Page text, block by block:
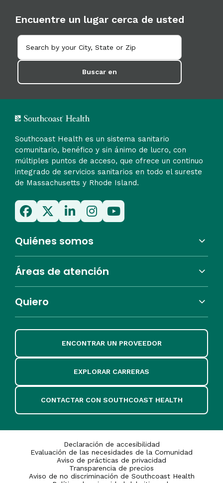
Encuentre un lugar cerca de usted
Buscar en
Southcoast Health es un sistema sanitario
comunitario, benéfico y sin ánimo de lucro, con
múltiples puntos de acceso, que ofrece un continuo
integrado de servicios sanitarios en todo el sureste
de Massachusetts y Rhode Island.
Quiénes somos
Áreas de atención
Quiero
ENCONTRAR UN PROVEEDOR
EXPLORAR CARRERAS
CONTACTAR CON SOUTHCOAST HEALTH
Declaración de accesibilidad
Evaluación de las necesidades de la Comunidad
Aviso de prácticas de privacidad
Transparencia de precios
Aviso de no discriminación de Southcoast Health